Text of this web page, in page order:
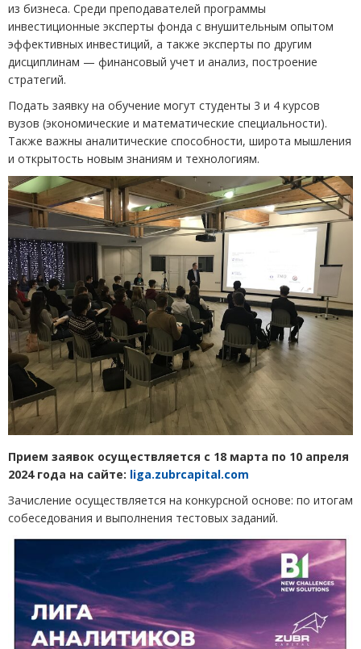
из бизнеса. Среди преподавателей программы
инвестиционные эксперты фонда с внушительным опытом
эффективных инвестиций, а также эксперты по другим
дисциплинам — финансовый учет и анализ, построение
стратегий.
Подать заявку на обучение могут студенты 3 и 4 курсов
вузов (экономические и математические специальности).
Также важны аналитические способности, широта мышления
и открытость новым знаниям и технологиям.
Прием заявок осуществляется с 18 марта по 10 апреля
2024 года на сайте: liga.zubrcapital.com
Зачисление осуществляется на конкурсной основе: по итогам
собеседования и выполнения тестовых заданий.